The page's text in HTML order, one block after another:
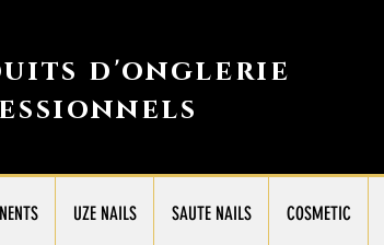
d'onglerie
UZE NAILS SAUTE NAILS COSMETIC